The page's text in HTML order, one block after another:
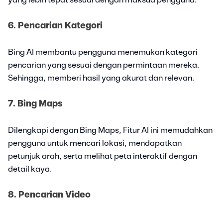
6. Pencarian Kategori
Bing AI membantu pengguna menemukan kategori
pencarian yang sesuai dengan permintaan mereka.
Sehingga, memberi hasil yang akurat dan relevan.
7. Bing Maps
Dilengkapi dengan Bing Maps, Fitur AI ini memudahkan
pengguna untuk mencari lokasi, mendapatkan
petunjuk arah, serta melihat peta interaktif dengan
detail kaya.
8. Pencarian Video